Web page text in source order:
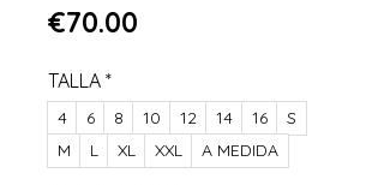
€70.00
TALLA *
4 6 8 10 12 14 16
S
M
L XL XXL A MEDIDA